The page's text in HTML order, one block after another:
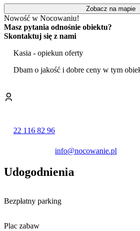
oraz bezprzewodowego internetu w
zapewnia również przechowalnię bagażu i
także żelazko, deska do prasowania i
prania jest dodatkowo płatna i kosztuje 35 zł.
Obiekt jest przyjazny zwierzętom i
pupili.
Lokalizacja w Wałbrzychu stanowi
Zamek Książ
industrialnym, takie jak Centrum Nauki i
Zobacz na mapie
Nowość w Nocowaniu!
Masz pytania odnośnie obiektu?
Skontaktuj się z nami
Kasia - opiekun oferty
Dbam o jakość i dobre ceny w tym
22 116 82 96
info@nocowanie.pl
Udogodnienia
Bezpłatny parking
Plac zabaw